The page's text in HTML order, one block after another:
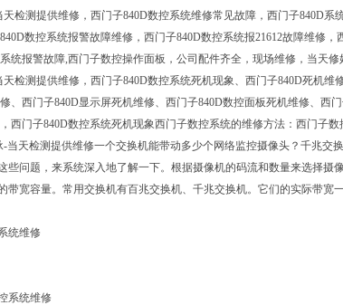
检测提供维修，西门子840D数控系统维修常见故障，西门子840D系
数控系统报警故障维修，西门子840D数控系统报21612故障维修
统报警故障,西门子数控操作面板，公司配件齐全，现场维修，当天修
检测提供维修，西门子840D数控系统死机现象、西门子840D死机维
、西门子840D显示屏死机维修、西门子840D数控面板死机维修、西
西门子840D数控系统死机现象西门子数控系统的维修方法：西门子数
一个交换机能带动多少个网络监控摄像头？千兆交
些问题，来系统深入地了解一下。根据摄像机的码流和数量来选择摄
带宽容量。常用交换机有百兆交换机、千兆交换机。它们的实际带宽
统维修
系统维修